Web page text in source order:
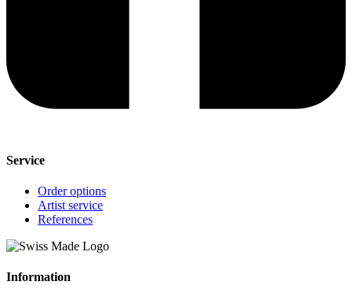
Service
Order options
Artist service
References
Information